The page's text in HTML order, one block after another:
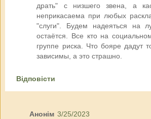
драть" с низшего звена, а
неприкасаема при любых
"слуги". Будем надеяться на
остаётся. Все кто на
группе риска. Что бояре дадут
зависимы, а это страшно.
Відповісти
Анонім 3/25/2023